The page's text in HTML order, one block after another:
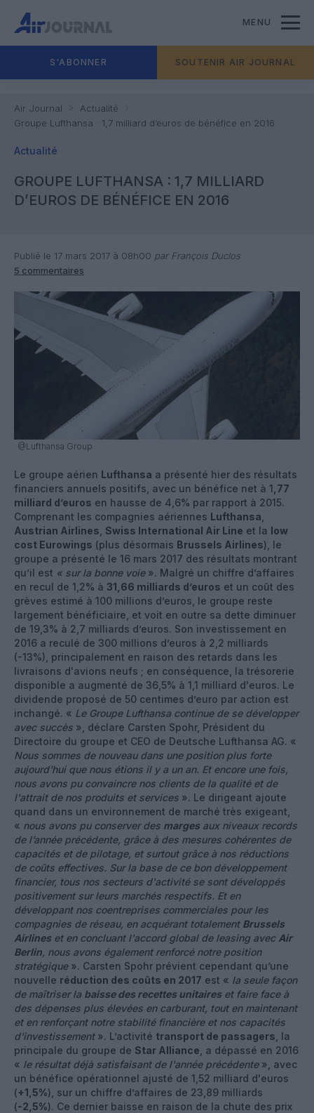
MENU
S'ABONNER SOUTENIR AIR JOURNAL
Air Journal
Actualité
Groupe Lufthansa : 1,7 milliard d’euros de bénéfice en 2016
Actualité
GROUPE LUFTHANSA : 1,7 MILLIARD
D’EUROS DE BÉNÉFICE EN 2016
Publié le 17 mars 2017 à 08h00 par François Duclos
5 commentaires
@Lufthansa Group
Le groupe aérien Lufthansa a présenté hier des résultats
financiers annuels positifs, avec un bénéfice net à 1 ,77
milliard d’euros en hausse de 4,6% par rapport à 2015.
Comprenant les compagnies aériennes Lufthansa
Austrian Airlines Swiss International Air Line et la low
cost Eurowings (plus désormais Brussels Airlines), le
groupe a présenté le 16 mars 2017 des résultats montrant
qu’il est « sur la bonne voie». Malgré un chiffre d’affaires
en recul de 1,2% à 31,66 milliards d’euros et un coût des
grèves estimé à 100 millions d’euros, le groupe reste
largement bénéficiaire, et voit en outre sa dette diminuer
de 19,3% à 2,7 milliards d’euros. Son investissement en
2016 a reculé de 300 millions d’euros à 2,2 milliards
(-13%), principalement en raison des retards dans les
livraisons d'avions neufs ; en conséquence, la trésorerie
disponible a augmenté de 36,5% à 1,1 milliard d'euros. Le
dividende proposé de 50 centimes d’euro par action est
inchangé. « Le Groupe Lufthansa continue de se développer
avec succès », déclare Carsten Spohr, Président du
Directoire du groupe et CEO de Deutsche Lufthansa AG. «
Nous sommes de nouveau dans une position plus forte
aujourd'hui que nous étions il y a un an. Et encore une fois,
nous avons pu convaincre nos clients de la qualité et de
l'attrait de nos produits et services ». Le dirigeant ajoute
quand dans un environnement de marché très exigeant,
« nous avons pu conserver des marges aux niveaux records
de l’année précédente, grâce à des mesures cohérentes de
capacités et de pilotage, et surtout grâce à nos réductions
de coûts effectives. Sur la base de ce bon développement
financier, tous nos secteurs d'activité se sont développés
positivement sur leurs marchés respectifs. Et en
développant nos coentreprises commerciales pour les
compagnies de réseau, en acquérant totalement Brussels
Airlines et en concluant l'accord global de leasing avec Air
Berlin, nous avons également renforcé notre position
stratégique». Carsten Spohr prévient cependant qu’une
nouvelle réduction des coûts en 2017 est « la seule façon
de maîtriser la baisse des recettes unitaires et faire face à
des dépenses plus élevées en carburant, tout en maintenant
et en renforçant notre stabilité financière et nos capacités
d'investissement». L’activité transport de passagers , la
principale du groupe de Star Alliance , a dépassé en 2016
« le résultat déjà satisfaisant de l'année précédente», avec
un bénéfice opérationnel ajusté de 1,52 milliard d'euros
(+1,5%), sur un chiffre d’affaires de 23,89 milliards
(-2,5%). Ce dernier baisse en raison de la chute des prix